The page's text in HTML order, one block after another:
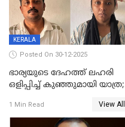
KERALA
Posted On 30-12-2025
ഭാര്യയുടെ ദേഹത്ത് ലഹരി
ഒളിപ്പിച്ച് കുഞ്ഞുമായി യാത്ര;
പിടികൂടി പൊലീസ്
1 Min Read View All